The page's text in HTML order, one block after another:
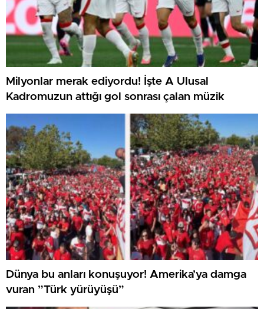
Milyonlar merak ediyordu! İşte A Ulusal
Kadromuzun attığı gol sonrası çalan müzik
Dünya bu anları konuşuyor! Amerika’ya damga
vuran ”Türk yürüyüşü”